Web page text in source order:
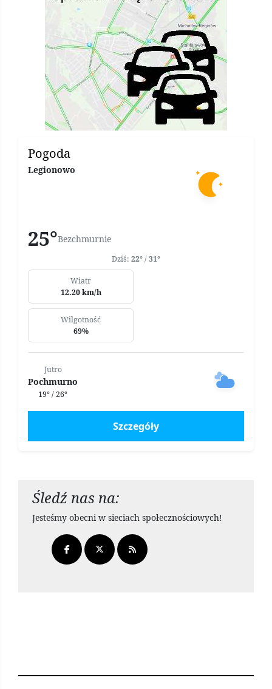
Pogoda
Legionowo
25°Bezchmurnie
Dziś: 22°/31°
Wiatr
12.20 km/h
Wilgotność
69%
Jutro
Pochmurno
19° / 26°
Szczegóły
Śledź nas na:
Jesteśmy obecni w sieciach społecznościowych!